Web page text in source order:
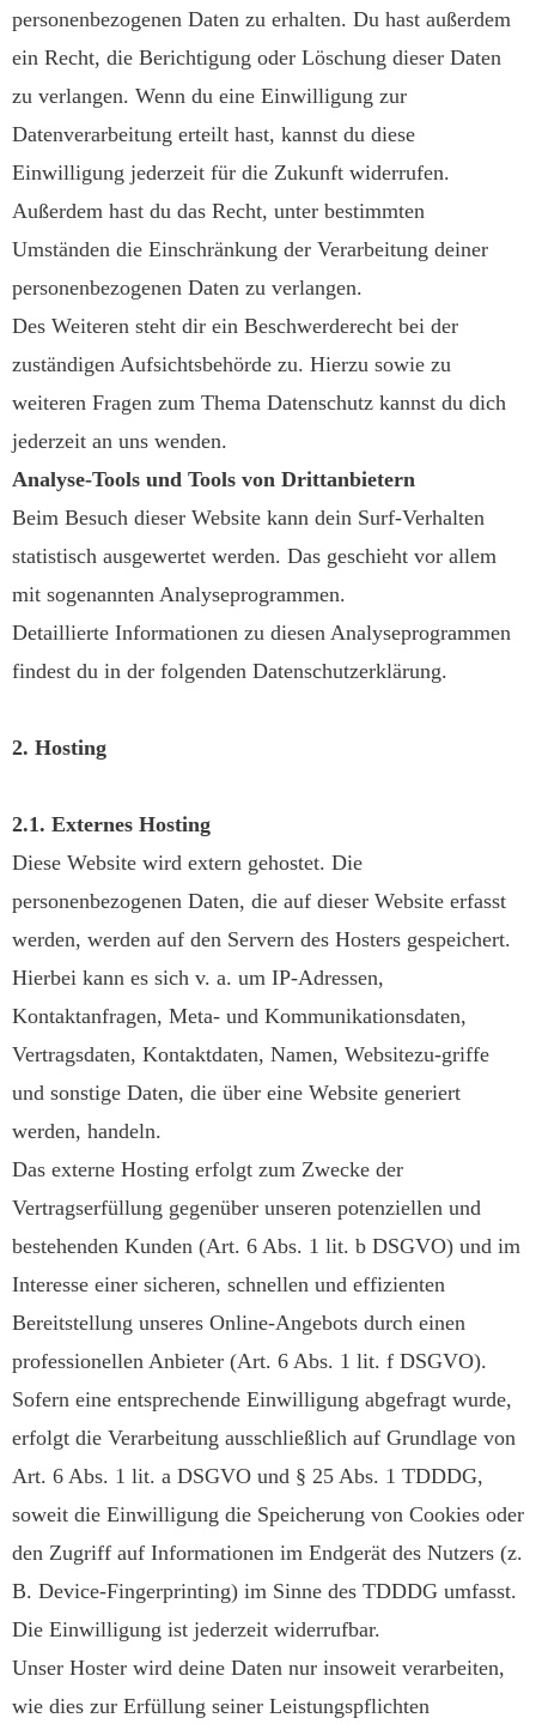
personenbezogenen Daten zu erhalten. Du hast außerdem
ein Recht, die Berichtigung oder Löschung dieser Daten
zu verlangen. Wenn du eine Einwilligung zur
Datenverarbeitung erteilt hast, kannst du diese
Einwilligung jederzeit für die Zukunft widerrufen.
Außerdem hast du das Recht, unter bestimmten
Umständen die Einschränkung der Verarbeitung deiner
personenbezogenen Daten zu verlangen.
Des Weiteren steht dir ein Beschwerderecht bei der
zuständigen Aufsichtsbehörde zu. Hierzu sowie zu
weiteren Fragen zum Thema Datenschutz kannst du dich
jederzeit an uns wenden.
Analyse-Tools und Tools von Drittanbietern
Beim Besuch dieser Website kann dein Surf-Verhalten
statistisch ausgewertet werden. Das geschieht vor allem
mit sogenannten Analyseprogrammen.
Detaillierte Informationen zu diesen Analyseprogrammen
findest du in der folgenden Datenschutzerklärung.
2. Hosting
2.1. Externes Hosting
Diese Website wird extern gehostet. Die
personenbezogenen Daten, die auf dieser Website erfasst
werden, werden auf den Servern des Hosters gespeichert.
Hierbei kann es sich v. a. um IP-Adressen,
Kontaktanfragen, Meta- und Kommunikationsdaten,
Vertragsdaten, Kontaktdaten, Namen, Websitezu-griffe
und sonstige Daten, die über eine Website generiert
werden, handeln.
Das externe Hosting erfolgt zum Zwecke der
Vertragserfüllung gegenüber unseren potenziellen und
bestehenden Kunden (Art. 6 Abs. 1 lit. b DSGVO) und im
Interesse einer sicheren, schnellen und effizienten
Bereitstellung unseres Online-Angebots durch einen
professionellen Anbieter (Art. 6 Abs. 1 lit. f DSGVO).
Sofern eine entsprechende Einwilligung abgefragt wurde,
erfolgt die Verarbeitung ausschließlich auf Grundlage von
Art. 6 Abs. 1 lit. a DSGVO und § 25 Abs. 1 TDDDG,
soweit die Einwilligung die Speicherung von Cookies oder
den Zugriff auf Informationen im Endgerät des Nutzers (z.
B. Device-Fingerprinting) im Sinne des TDDDG umfasst.
Die Einwilligung ist jederzeit widerrufbar.
Unser Hoster wird deine Daten nur insoweit verarbeiten,
wie dies zur Erfüllung seiner Leistungspflichten